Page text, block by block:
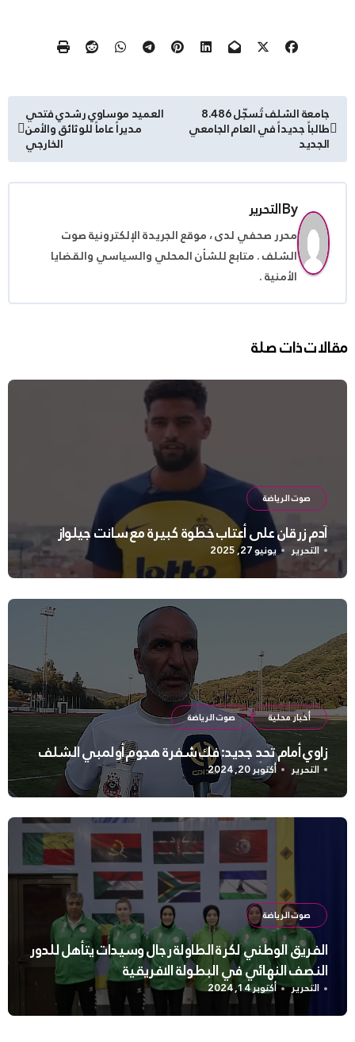
تصفّح
المقالات
جامعة الشلف تُسجّل 8.486
طالباً جديداً في العام الجامعي
الجديد
العميد موساوي رشدي فتحي
مديراً عاماً للوثائق والأمن
الخارجي
Byالتحرير
محرر صحفي لدى ، موقع الجريدة الإلكترونية صوت
الشلف . متابع للشأن المحلي والسياسي والقضايا
الأمنية .
مقالات ذات صلة
صوت الرياضة
آدم زرقان على أعتاب خطوة كبيرة مع سانت جيلواز
التحرير يونيو 27, 2025
أخبار محلية صوت الرياضة
زاوي أمام تحدٍ جديد: فك شفرة هجوم أولمبي الشلف
التحرير أكتوبر 20, 2024
صوت الرياضة
الفريق الوطني لكرة الطاولة رجال وسيدات يتأهل للدور
النصف النهائي في البطولة الافريقية
التحرير أكتوبر 14, 2024